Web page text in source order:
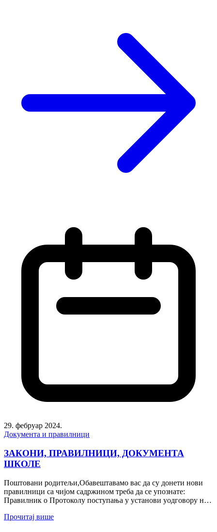
29. фебруар 2024.
Документа и правилници
ЗАКОНИ, ПРАВИЛНИЦИ, ДОКУМЕНТА
ШКОЛЕ
Поштовани родитељи,Обавештавамо вас да су донети нови
правилници са чијом садржином треба да се упознате:
Правилник о Протоколу поступања у установи уодговору на
Прочитај више